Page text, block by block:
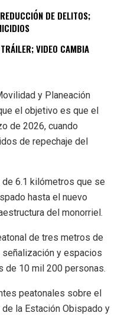
DE DELITOS;
VIDEO CAMBIA
y Planeación
el objetivo es que el
de 2026, cuando
de repechaje del
6.1 kilómetros que se
hasta el nuevo
del monorriel.
de tres metros de
señalización y espacios
de 10 mil 200 personas.
peatonales sobre el
de la Estación Obispado y